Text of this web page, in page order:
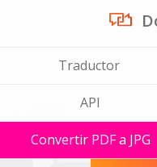
Traductor
API
Convertir PDF a JPG